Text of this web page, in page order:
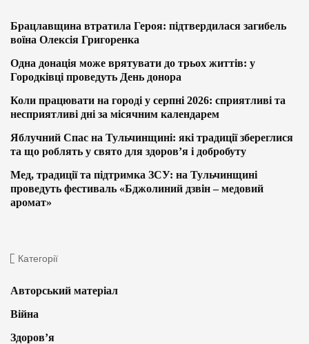
Брацлавщина втратила Героя: підтвердилася загибель
воїна Олексія Григоренка
Одна донація може врятувати до трьох життів: у
Городківці проведуть День донора
Коли працювати на городі у серпні 2026: сприятливі та
несприятливі дні за місячним календарем
Яблучний Спас на Тульчинщині: які традиції збереглися
та що роблять у свято для здоров’я і добробуту
Мед, традиції та підтримка ЗСУ: на Тульчинщині
проведуть фестиваль «Бджолиний дзвін – медовий
аромат»
Категорії
Авторський матеріал
Війна
Здоров’я